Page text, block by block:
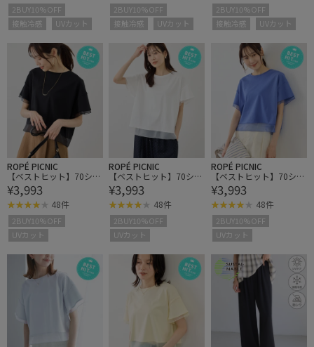
2BUY10%OFF
接触冷感
UVカット
2BUY10%OFF
接触冷感
UVカット
2BUY10%OFF
接触冷感
UVカット
ROPÉ PICNIC
【ベストヒット】70シル
ケットシアードッキング
トップス/着丈が選べ
る・UVカット・接触冷感
¥3,993
48件
2BUY10%OFF
UVカット
ROPÉ PICNIC
【ベストヒット】70シル
ケットシアードッキング
トップス/着丈が選べ
る・UVカット・接触冷感
¥3,993
48件
2BUY10%OFF
UVカット
ROPÉ PICNIC
【ベストヒット】70シル
ケットシアードッキング
トップス/着丈が選べ
る・UVカット・接触冷感
¥3,993
48件
2BUY10%OFF
UVカット